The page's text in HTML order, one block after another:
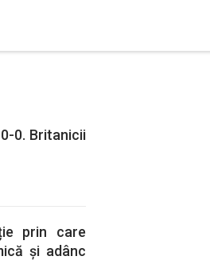
0. Britanicii
prin care
și adânc